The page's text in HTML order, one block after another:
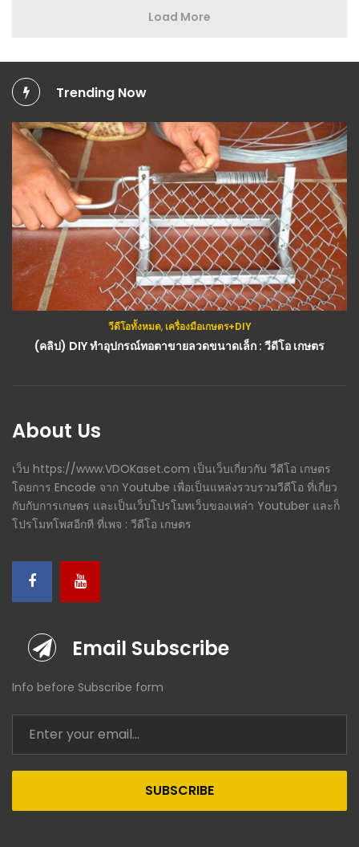
Load More
Trending Now
วีดีโอทั้งหมด, เครื่องมือเกษตร+DIY
(คลิป) DIY ทำอุปกรณ์ทอตาขายลวดขนาดเล็ก : วีดีโอ เกษตร
กสิกรรม(พืช), เครื่องมือเกษตร+DIY
About Us
เว็บ https://www.VDOKaset.com เป็นเว็บเกี่ยวกับ วีดีโอ เกษตร
โดยการ Encode จาก Youtube เพื่อเป็นแหล่งรวบรวมวีดีโอ ที่เกี่ยว
กับกับการเกษตร และเป็นเว็บโปรโมทเว็บของเหล่า Youtuber และก็
โปรโมทโพสอีกที ที่เพจ : วีดีโอ เกษตร
Email Subscribe
Info before Subscribe form
SUBSCRIBE